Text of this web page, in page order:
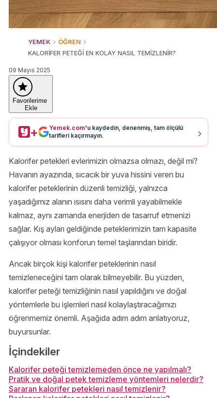
YEMEK
ÖĞREN
KALORİFER PETEĞİ EN KOLAY NASIL TEMİZLENİR?
09 Mayıs 2025
Favorilerime
Ekle
+ Yemek.com'u kaydedin, denenmiş, tam ölçülü
tarifleri kaçırmayın.
Kalorifer petekleri evlerimizin olmazsa olmazı, değil mi?
Havanın ayazında, sıcacık bir yuva hissini veren bu
kalorifer peteklerinin düzenli temizliği, yalnızca
yaşadığımız alanın ısısını daha verimli yayabilmekle
kalmaz, aynı zamanda enerjiden de tasarruf etmenizi
sağlar. Kış ayları geldiğinde peteklerimizin tam kapasite
çalışıyor olması konforun temel taşlarından biridir.
Ancak birçok kişi kalorifer peteklerinin nasıl
temizleneceğini tam olarak bilmeyebilir. Bu yüzden,
kalorifer peteği temizliğinin nasıl yapıldığını ve doğal
yöntemlerle bu işlemleri nasıl kolaylaştıracağımızı
öğrenmemiz önemli. Aşağıda adım adım anlatıyoruz,
buyursunlar.
İçindekiler
Kalorifer peteği temizlemeden önce ne yapılmalı?
Pratik ve doğal petek temizleme yöntemleri nelerdir?
Sararan kalorifer petekleri nasıl temizlenir?